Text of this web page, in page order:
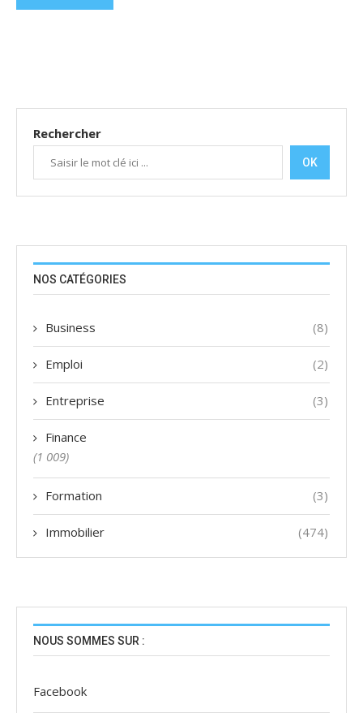
Rechercher
OK
NOS CATÉGORIES
Business (8)
Emploi (2)
Entreprise (3)
Finance
(1 009)
Formation (3)
Immobilier (474)
NOUS SOMMES SUR :
Facebook